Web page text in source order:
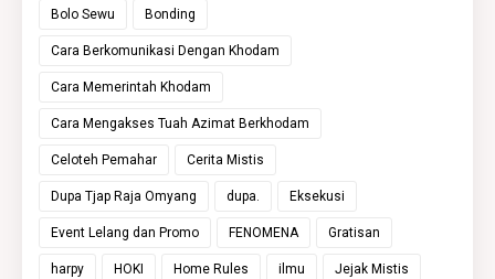
Bolo Sewu Bonding
Cara Berkomunikasi Dengan Khodam
Cara Memerintah Khodam
Cara Mengakses Tuah Azimat Berkhodam
Celoteh Pemahar Cerita Mistis
Dupa Tjap Raja Omyang dupa. Eksekusi
Event Lelang dan Promo FENOMENA Gratisan
harpy HOKI Home Rules ilmu Jejak Mistis